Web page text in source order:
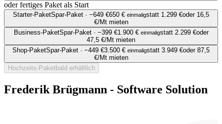
oder fertiges Paket als Start
Starter-PaketSpar-Paket · −649 €650 € einmaligstatt 1.299 €oder 16,5
€/Mt mieten
Business-PaketSpar-Paket · −399 €1.900 € einmaligstatt 2.299 €oder
47,5 €/Mt mieten
Shop-PaketSpar-Paket · −449 €3.500 € einmaligstatt 3.949 €oder 87,5
€/Mt mieten
Hochzeits-Paketbald erhältlich
Frederik Brügmann - Software Solution